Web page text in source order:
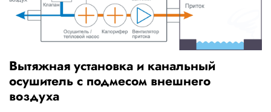
Вытяжная установка и канальный
осушитель с подмесом внешнего
воздуха